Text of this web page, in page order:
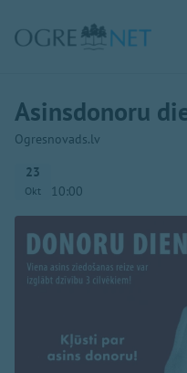
Asinsdonoru
Ogresnovads.lv
23
Okt 10:00